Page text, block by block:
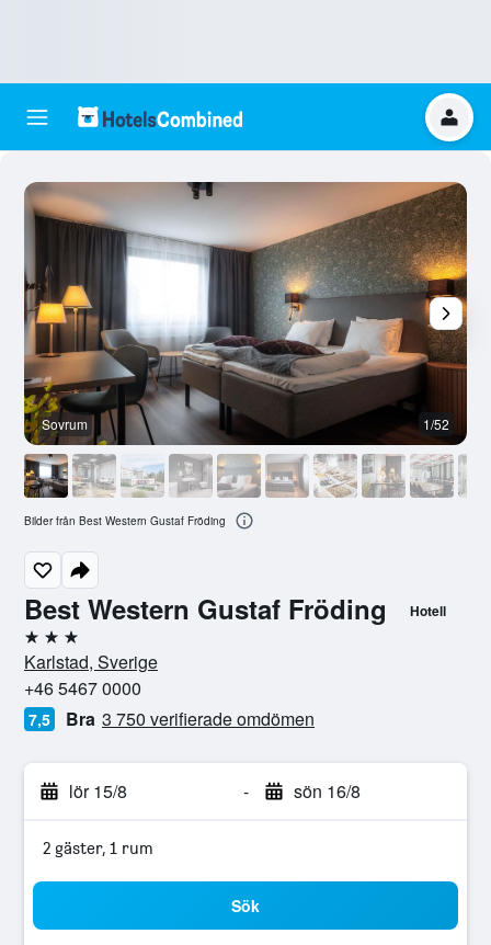
Best Western Gustaf Fröding Hotell
3 stjärnor
Karlstad, Sverige
+46 5467 0000
7,5 Bra 3 750 verifierade omdömen
lör 15/8 - sön 16/8
2 gäster, 1 rum
Sök
Sovrum 1/52
Bilder från Best Western Gustaf Fröding